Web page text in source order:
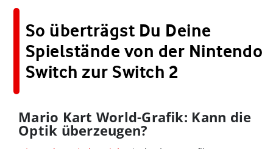
So überträgst Du Deine
Spielstände von der Nintendo
Switch zur Switch 2
Mario Kart World-Grafik: Kann die
Optik überzeugen?